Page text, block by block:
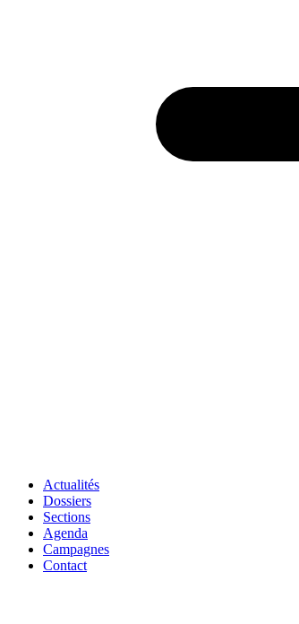
Actualités
Dossiers
Sections
Agenda
Campagnes
Contact